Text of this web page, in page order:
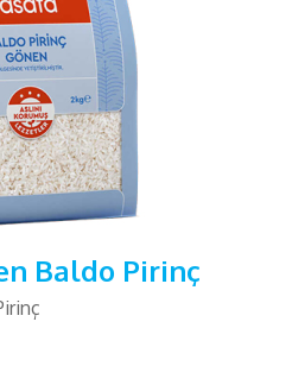
Baldo Pirinç